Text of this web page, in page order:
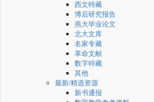
西文特藏
博后研究报告
燕大毕业论文
北大文库
名家专藏
革命文献
数字特藏
其他
最新/精选资源
新书通报